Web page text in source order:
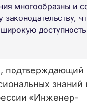
многообразны и
доступность
подтверждающий
знаний
«Инженер-